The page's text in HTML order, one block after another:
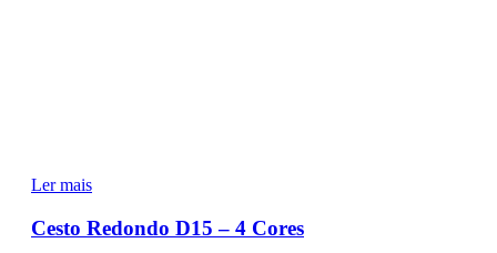
Ler mais
Cesto Redondo D15 – 4 Cores